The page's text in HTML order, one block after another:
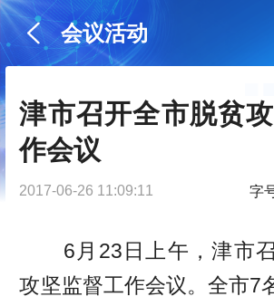
会议活动
津市召开全市脱贫
作会议
2017-06-26 11:09:11 字
6月23日上午，津市召
攻坚监督工作会议。全市7